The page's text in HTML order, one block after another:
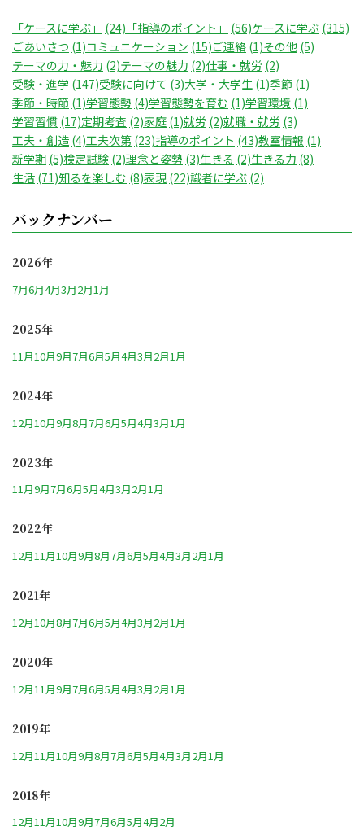
「ケースに学ぶ」 (24) 「指導のポイント」 (56)ケースに学ぶ (315)
ごあいさつ (1)コミュニケーション (15)ご連絡 (1)その他 (5)
テーマの力・魅力 (2)テーマの魅力 (2)仕事・就労 (2)
受験・進学 (147)受験に向けて (3)大学・大学生 (1)季節 (1)
季節・時節 (1)学習態勢 (4)学習態勢を育む (1)学習環境 (1)
学習習慣 (17)定期考査 (2)家庭 (1)就労 (2)就職・就労 (3)
工夫・創造 (4)工夫次第 (23)指導のポイント (43)教室情報 (1)
新学期 (5)検定試験 (2)理念と姿勢 (3)生きる (2)生きる力 (8)
生活 (71)知るを楽しむ (8)表現 (22)識者に学ぶ (2)
バックナンバー
2026年
7月6月4月3月2月1月
2025年
11月10月9月7月6月5月4月3月2月1月
2024年
12月10月9月8月7月6月5月4月3月1月
2023年
11月9月7月6月5月4月3月2月1月
2022年
12月11月10月9月8月7月6月5月4月3月2月1月
2021年
12月10月8月7月6月5月4月3月2月1月
2020年
12月11月9月7月6月5月4月3月2月1月
2019年
12月11月10月9月8月7月6月5月4月3月2月1月
2018年
12月11月10月9月7月6月5月4月2月